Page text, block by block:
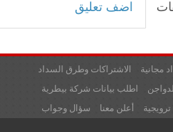
اضف تعليق
الاشتراكات وطرق السداد مجانية
اطلب بيانات شركة بيطرية
سؤال وجواب
أعلن معنا